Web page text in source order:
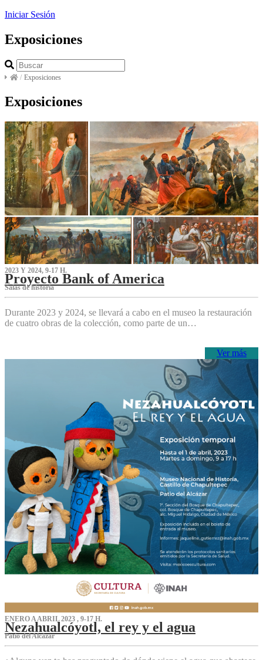
Iniciar Sesión
Exposiciones
/ Exposiciones
Exposiciones
2023 Y 2024, 9-17 H.
Proyecto Bank of America
S‌alas de historia
Durante 2023 y 2024, se llevará a cabo en el museo la restauración
de cuatro obras de la colección, como parte de un…
Ver más
ENERO A ABRIL 2023 , 9-17 H.
Nezahualcóyotl, el rey y el agua
Patio del Alcázar